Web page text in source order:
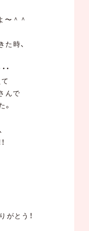
〜＾＾
時、
・
んで
がとう！